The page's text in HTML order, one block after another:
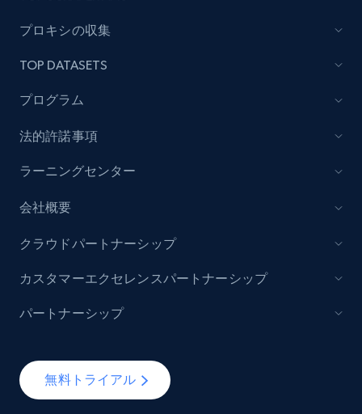
rating object, Product rating max, Rating,
Author name, Asin, and more.
TikTok - Posts
count, Share count, Collect count, Comment
無料トライアル
get posts published by it
URL, Post id, Description, Create time, Digg
プロキシの収集
TOP DATASETS
プログラム
法的許諾事項
ラーニングセンター
会社概要
無料トライアル
クラウドパートナーシップ
カスタマーエクセレンスパートナーシップ
パートナーシップ